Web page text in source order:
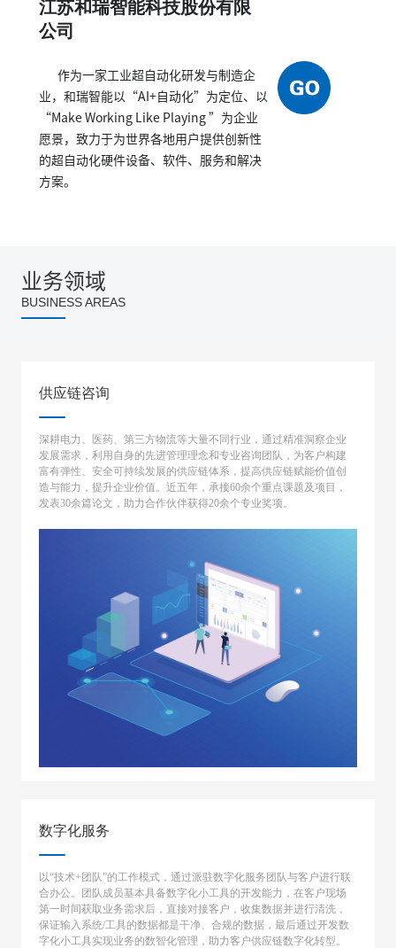
江苏和瑞智能科技股份有限
公司
作为一家工业超自动化研发与制造企
业，和瑞智能以“AI+自动化”为定位、以
“Make Working Like Playing ”为企业
愿景，致力于为世界各地用户提供创新性
的超自动化硬件设备、软件、服务和解决
方案。
业务领域
BUSINESS AREAS
供应链咨询
深耕电力、医药、第三方物流等大量不同行业，通过精准洞察企业
发展需求，利用自身的先进管理理念和专业咨询团队，为客户构建
富有弹性、安全可持续发展的供应链体系，提高供应链赋能价值创
造与能力，提升企业价值。近五年，承接60余个重点课题及项目，
发表30余篇论文，助力合作伙伴获得20余个专业奖项。
数字化服务
以“技术+团队”的工作模式，通过派驻数字化服务团队与客户进行联
合办公。团队成员基本具备数字化小工具的开发能力，在客户现场
第一时间获取业务需求后，直接对接客户，收集数据并进行清洗，
保证输入系统/工具的数据都是干净、合规的数据，最后通过开发数
字化小工具实现业务的数智化管理，助力客户供应链数字化转型。